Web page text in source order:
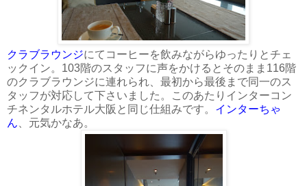
クラブラウンジにてコーヒーを飲みながらゆったりとチェ
ックイン。103階のスタッフに声をかけるとそのまま116階
のクラブラウンジに連れられ、最初から最後まで同一のス
タッフが対応して下さいました。このあたりインターコン
チネンタルホテル大阪と同じ仕組みです。 インターちゃ
ん 、元気かなあ。